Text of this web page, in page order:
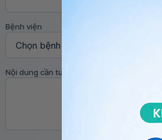
Bệnh viện
Nội dung cần tư vấn